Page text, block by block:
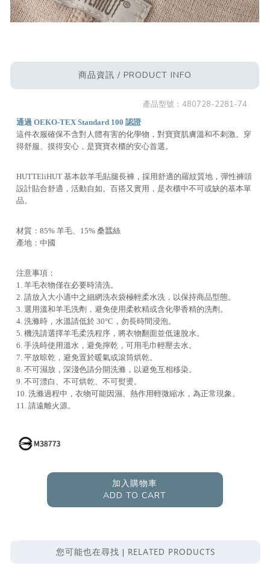
商品資訊 / PRODUCT INFO
產品型號：480728-2281-74
通過 OEKO-TEX Standard 100 認證
這件衣服確保不含對人體有害的化學物，對寶寶肌膚溫和不刺激。穿
得舒服、摸得安心，是寶寶衣櫃的安心首選。
HUTTEliHUT 基本款羊毛貼腿長褲，採用舒適的羅紋質地，彈性褲頭
設計貼合舒適，活動自如。百搭又實用，是衣櫃中不可或缺的基本單
品。
材質：85% 羊毛、15% 桑蠶絲
產地：中國
注意事項：
1. 羊毛衣物僅在必要時清洗。
2. 請放入大小適中之細網洗衣袋極輕柔水洗，以保持商品型態。
3. 選用溫和羊毛洗劑，避免使用柔軟精或含化學香精的洗劑。
4. 洗滌時，水溫請低於 30°C，勿長時間浸泡。
5. 機洗請選擇羊毛柔洗程序，將衣物翻面並低速脫水。
6. 手洗時使用溫水，避免擰乾，可用毛巾輕壓去水。
7. 平放晾乾，避免置於暖氣或滾筒烘乾。
8. 不可濕放，深淺色請分開洗滌，以避免互相移染。
9. 不可漂白、不可烘乾、不可熨燙。
10. 洗滌過程中，衣物可能因濕、熱作用輕微縮水，為正常現象。
11. 請遠離火源。
加入購物車
ADD TO CART
您可能也在尋找 | RELATED PRODUCTS